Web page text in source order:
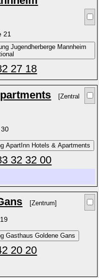
21
27 18
[Zentral
32 32 00
[Zentrum]
20 20